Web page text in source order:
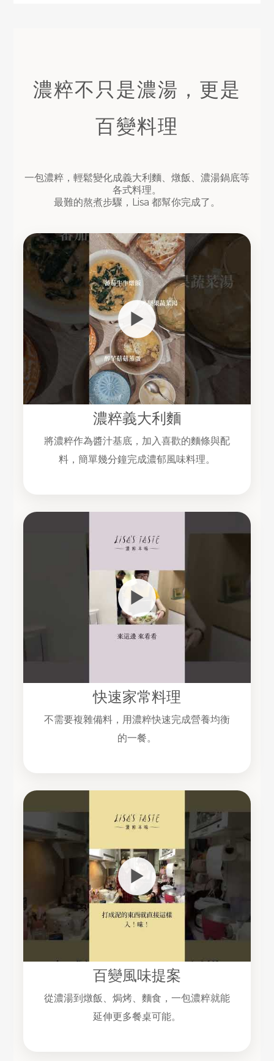
濃粹不只是濃湯，更是
百變料理
一包濃粹，輕鬆變化成義大利麵、燉飯、濃湯鍋底等
各式料理。
最難的熬煮步驟，Lisa 都幫你完成了。
▶
濃粹義大利麵
將濃粹作為醬汁基底，加入喜歡的麵條與配
料，簡單幾分鐘完成濃郁風味料理。
▶
快速家常料理
不需要複雜備料，用濃粹快速完成營養均衡
的一餐。
▶
百變風味提案
從濃湯到燉飯、焗烤、麵食，一包濃粹就能
延伸更多餐桌可能。